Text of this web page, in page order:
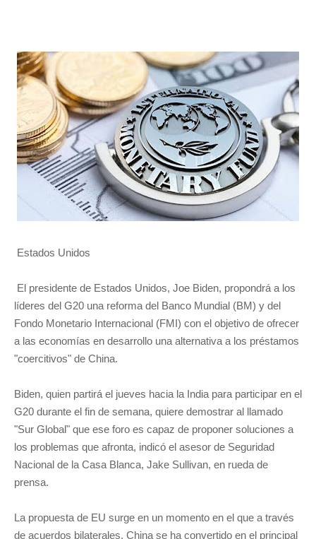
Estados Unidos
El presidente de Estados Unidos, Joe Biden, propondrá a los
líderes del G20 una reforma del Banco Mundial (BM) y del
Fondo Monetario Internacional (FMI) con el objetivo de ofrecer
a las economías en desarrollo una alternativa a los préstamos
"coercitivos" de China.
Biden, quien partirá el jueves hacia la India para participar en el
G20 durante el fin de semana, quiere demostrar al llamado
"Sur Global" que ese foro es capaz de proponer soluciones a
los problemas que afronta, indicó el asesor de Seguridad
Nacional de la Casa Blanca, Jake Sullivan, en rueda de
prensa.
La propuesta de EU surge en un momento en el que a través
de acuerdos bilaterales, China se ha convertido en el principal